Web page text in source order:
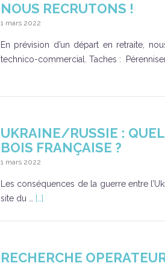
NOUS RECRUTONS !
1 mars 2022
En prévision d’un départ en retraite,
technico-commercial. Taches :
UKRAINE/RUSSIE :
BOIS FRANÇAISE ?
1 mars 2022
Les conséquences de la guerre entre
site du …
[…]
RECHERCHE